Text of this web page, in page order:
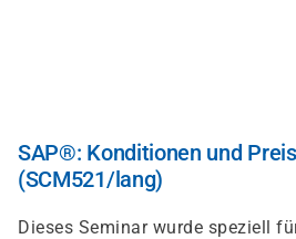
SAP®: Konditionen und
(SCM521/lang)
Dieses Seminar wurde speziell